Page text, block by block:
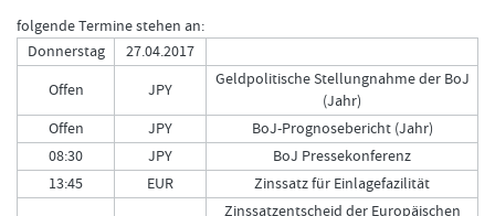
folgende Termine stehen an:
Donnerstag
27.04.2017
Offen
JPY
Geldpolitische Stellungnahme der BoJ
(Jahr)
Offen
JPY
BoJ-Prognosebericht (Jahr)
08:30
JPY
BoJ Pressekonferenz
13:45
EUR
Zinssatz für Einlagefazilität
Zinssatzentscheid der Europäischen